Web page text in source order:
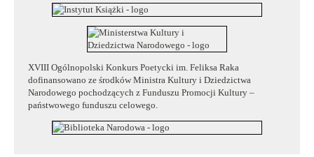
XVIII Ogólnopolski Konkurs Poetycki im. Feliksa Raka
dofinansowano ze środków Ministra Kultury i Dziedzictwa
Narodowego pochodzących z Funduszu Promocji Kultury –
państwowego funduszu celowego.